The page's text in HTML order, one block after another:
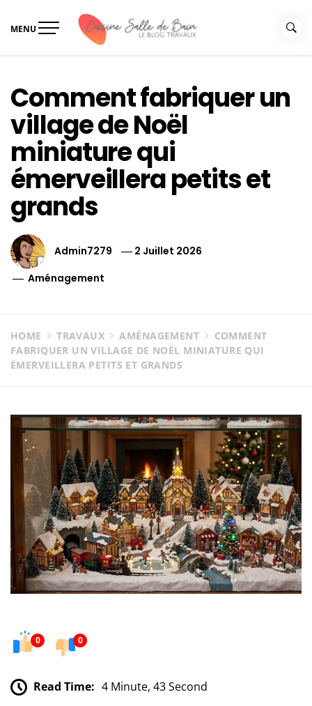
MENU
Comment fabriquer un
village de Noël
miniature qui
émerveillera petits et
grands
Admin7279
2 Juillet 2026
Aménagement
HOME TRAVAUX AMÉNAGEMENT
COMMENT
FABRIQUER UN VILLAGE DE NOËL MINIATURE QUI
ÉMERVEILLERA PETITS ET GRANDS
0 0
Read Time: 4 Minute, 43 Second